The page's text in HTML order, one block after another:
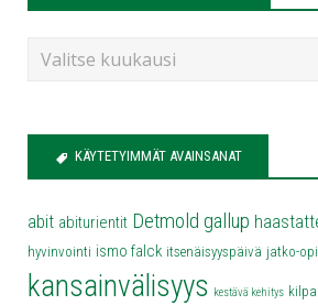
KÄYTETYIMMÄT AVAINSANAT
abit abiturientit Detmold gallup
hyvinvointi ismo falck itsenäisyyspäivä jatko-
kansainvälisyys kestävä kehitys